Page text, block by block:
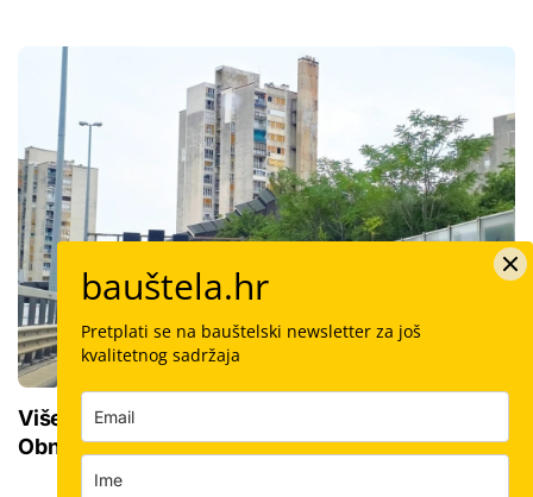
Više od pola milijuna eura za riječke ceste:
Obnovljeno 13.000 kvadrata, gradi se i novi rotor
bauštela.hr
Pretplati se na bauštelski newsletter za još
kvalitetnog sadržaja